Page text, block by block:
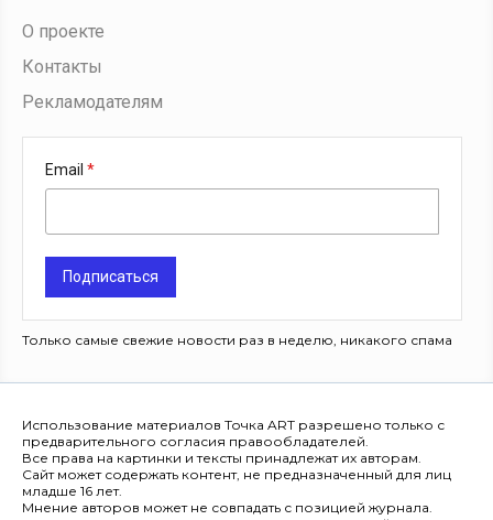
О проекте
Контакты
Рекламодателям
Email
Подписаться
Только самые свежие новости раз в неделю, никакого спама
Использование материалов Точка ART разрешено только с
предварительного согласия правообладателей.
Все права на картинки и тексты принадлежат их авторам.
Сайт может содержать контент, не предназначенный для лиц
младше 16 лет.
Мнение авторов может не совпадать с позицией журнала.